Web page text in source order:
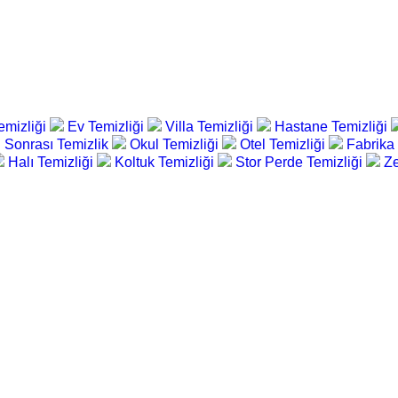
Ev Temizliği Villa Temizliği
Hastane Temizliği
Sonrası Temizlik
Okul Temizliği Otel Temizliği
Halı Temizliği
Koltuk Temizliği Stor Perde Temizliği